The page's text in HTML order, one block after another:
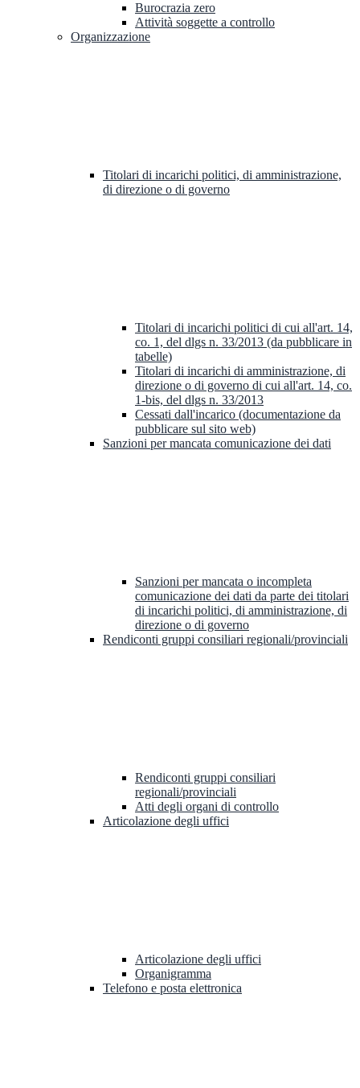
Burocrazia zero
Attività soggette a controllo
Organizzazione
Titolari di incarichi politici, di amministrazione,
di direzione o di governo
Titolari di incarichi politici di cui all'art. 14,
co. 1, del dlgs n. 33/2013 (da pubblicare in
tabelle)
Titolari di incarichi di amministrazione, di
direzione o di governo di cui all'art. 14, co.
1-bis, del dlgs n. 33/2013
Cessati dall'incarico (documentazione da
pubblicare sul sito web)
Sanzioni per mancata comunicazione dei dati
Sanzioni per mancata o incompleta
comunicazione dei dati da parte dei titolari
di incarichi politici, di amministrazione, di
direzione o di governo
Rendiconti gruppi consiliari regionali/provinciali
Rendiconti gruppi consiliari
regionali/provinciali
Atti degli organi di controllo
Articolazione degli uffici
Articolazione degli uffici
Organigramma
Telefono e posta elettronica